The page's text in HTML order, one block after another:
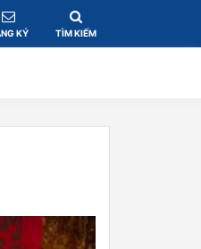
KÝ TÌM KIẾM